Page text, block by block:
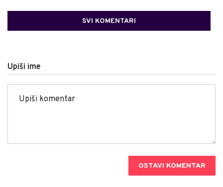
SVI KOMENTARI
Upiši ime
OSTAVI KOMENTAR